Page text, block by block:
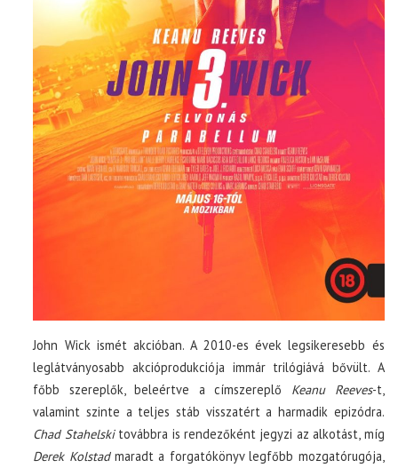
John Wick ismét akcióban. A 2010-es évek legsikeresebb és
leglátványosabb akcióprodukciója immár trilógiává bővült. A
főbb szereplők, beleértve a címszereplő Keanu Reeves-t,
valamint szinte a teljes stáb visszatért a harmadik epizódra.
Chad Stahelskitovábbra is rendezőként jegyzi az alkotást, míg
Derek Kolstadmaradt a forgatókönyv legfőbb mozgatórugója,